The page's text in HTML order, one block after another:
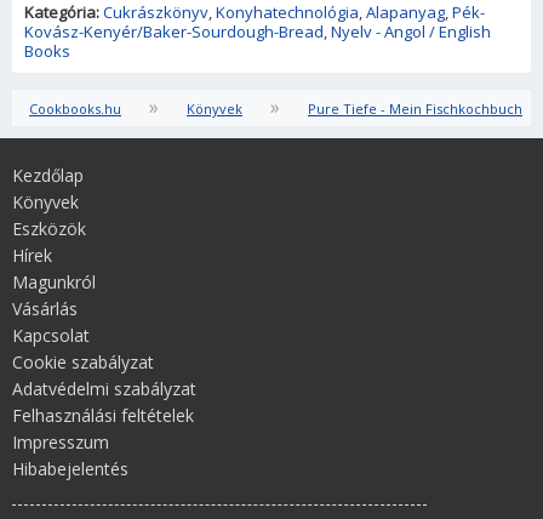
Kategória:Cukrászkönyv,Konyhatechnológia,Alapanyag,Pék-
Kovász-Kenyér/Baker-Sourdough-Bread,Nyelv - Angol / English
Books
Cookbooks.hu » Könyvek » Pure Tiefe - Mein Fischkochbuch
Kezdőlap
Könyvek
Eszközök
Hírek
Magunkról
Vásárlás
Kapcsolat
Cookie szabályzat
Adatvédelmi szabályzat
Felhasználási feltételek
Impresszum
Hibabejelentés